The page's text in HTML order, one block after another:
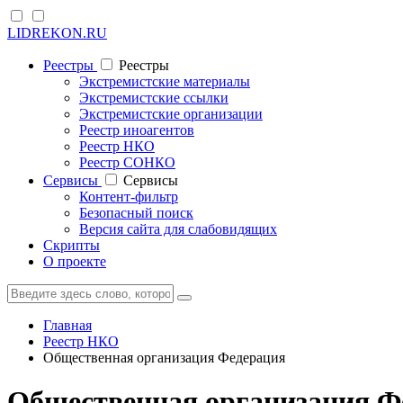
LIDREKON.RU
Реестры
Реестры
Экстремистские материалы
Экстремистские ссылки
Экстремистские организации
Реестр иноагентов
Реестр НКО
Реестр СОНКО
Cервисы
Cервисы
Контент-фильтр
Безопасный поиск
Версия сайта для слабовидящих
Скрипты
О проекте
Главная
Реестр НКО
Общественная организация Федерация